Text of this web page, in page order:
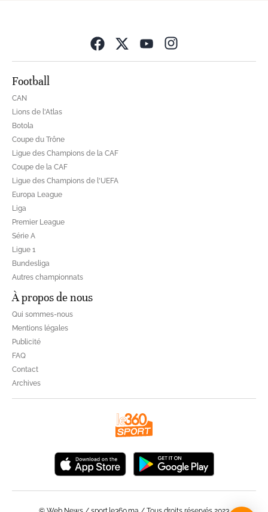
Football
CAN
Lions de l'Atlas
Botola
Coupe du Trône
Ligue des Champions de la CAF
Coupe de la CAF
Ligue des Champions de l'UEFA
Europa League
Liga
Premier League
Série A
Ligue 1
Bundesliga
Autres championnats
À propos de nous
Qui sommes-nous
Mentions légales
Publicité
FAQ
Contact
Archives